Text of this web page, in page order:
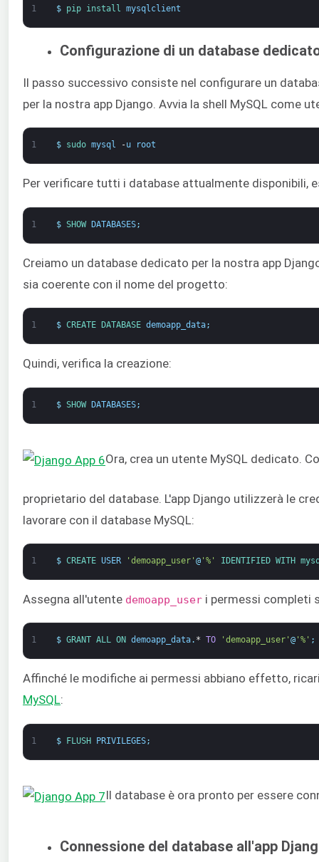
1 $ pip install mysqlclient
Configurazione di un database
Il passo successivo consiste nel configurare un
per la nostra app Django. Avvia la shell MySQL come
1 $ sudo mysql -u root
Per verificare tutti i database attualmente disponibili,
1 $ SHOW DATABASES;
Creiamo un database dedicato per la nostra app
sia coerente con il nome del progetto:
1 $ CREATE DATABASE demoapp_data;
Quindi, verifica la creazione:
1 $ SHOW DATABASES;
Ora, crea un utente MySQL dedicato.
proprietario del database. L'app Django utilizzerà le
lavorare con il database MySQL:
1 $ CREATE USER 'demoapp_user' @'%' IDENTIFIED WITH
Assegna all'utente demoapp_user i permessi completi
1 $ GRANT ALL ON demoapp_data. * TO 'demoapp_user' @'%' ;
Affinché le modifiche ai permessi abbiano effetto,
MySQL:
1 $ FLUSH PRIVILEGES;
Il database è ora pronto per essere
Connessione del database all'app